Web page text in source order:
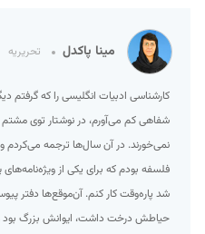
مینا پاکدل تحریریه
کارشناسی ادبیات انگلیسی را که گرفتم
شفاهی کم می‌آورم، در نوشتار توی
نمی‌خورند. در آن سال‌ها ترجمه می‌کردم و
فلسفه بودم که برای یکی از
شد پاره‌وقت کار کنم. آن‌موقع‌ها دفتر
حیاطش درخت داشت، ایوانش بزرگ